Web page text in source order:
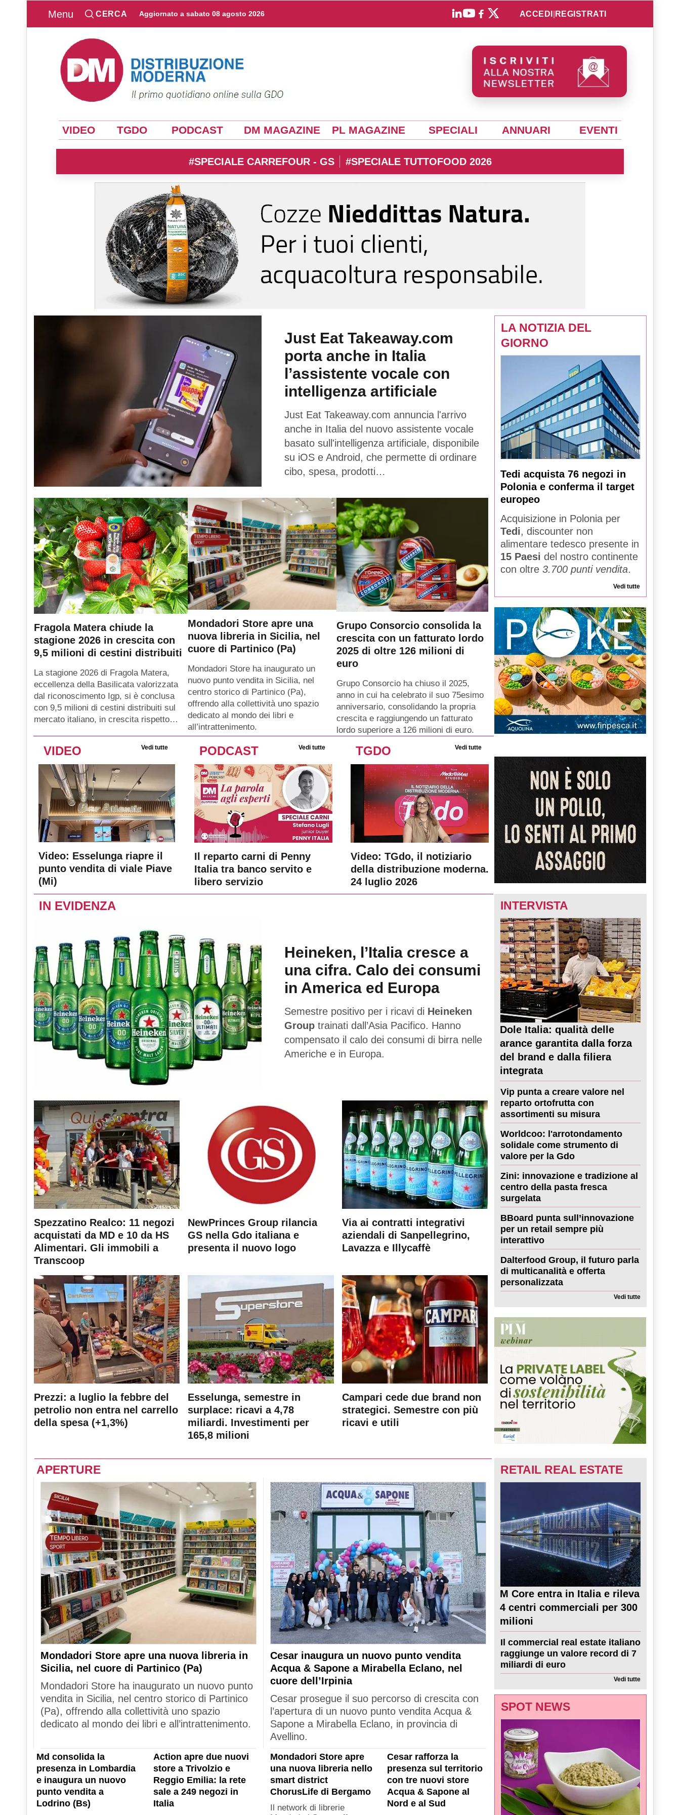
Menu CERCA Aggiornato a sabato 08 agosto 2026 ACCEDI REGISTRATI
VIDEO TGDO PODCAST DM MAGAZINE PL MAGAZINE SPECIALI ANNUARI EVENTI
#SPECIALE CARREFOUR - GS #SPECIALE TUTTOFOOD 2026
Just Eat Takeaway.com
porta anche in Italia
l’assistente vocale con
intelligenza artificiale
Just Eat Takeaway.com annuncia l'arrivo
anche in Italia del nuovo assistente vocale
basato sull'intelligenza artificiale, disponibile
su iOS e Android, che permette di ordinare
cibo, spesa, prodotti…
Fragola Matera chiude la
stagione 2026 in crescita con
9,5 milioni di cestini distribuiti
La stagione 2026 di Fragola Matera,
eccellenza della Basilicata valorizzata
dal riconoscimento Igp, si è conclusa
con 9,5 milioni di cestini distribuiti sul
mercato italiano, in crescita rispetto…
Mondadori Store apre una
nuova libreria in Sicilia, nel
cuore di Partinico (Pa)
Mondadori Store ha inaugurato un
nuovo punto vendita in Sicilia, nel
centro storico di Partinico (Pa),
offrendo alla collettività uno spazio
dedicato al mondo dei libri e
all’intrattenimento.
Grupo Consorcio consolida la
crescita con un fatturato lordo
2025 di oltre 126 milioni di
euro
Grupo Consorcio ha chiuso il 2025,
anno in cui ha celebrato il suo 75esimo
anniversario, consolidando la propria
crescita e raggiungendo un fatturato
lordo superiore a 126 milioni di euro.
LA NOTIZIA DEL
GIORNO
Tedi acquista 76 negozi in
Polonia e conferma il target
europeo
Acquisizione in Polonia per
Tedi, discounter non
alimentare tedesco presente in
15 Paesi del nostro continente
con oltre 3.700 punti vendita.
Vedi tutte
VIDEO Vedi tutte
Video: Esselunga riapre il
punto vendita di viale Piave
(Mi)
PODCAST Vedi tutte
Il reparto carni di Penny
Italia tra banco servito e
libero servizio
TGDO Vedi tutte
Video: TGdo, il notiziario
della distribuzione moderna.
24 luglio 2026
IN EVIDENZA
Heineken, l’Italia cresce a
una cifra. Calo dei consumi
in America ed Europa
Semestre positivo per i ricavi di Heineken
Group trainati dall’Asia Pacifico. Hanno
compensato il calo dei consumi di birra nelle
Americhe e in Europa.
Spezzatino Realco: 11 negozi
acquistati da MD e 10 da HS
Alimentari. Gli immobili a
Transcoop
NewPrinces Group rilancia
GS nella Gdo italiana e
presenta il nuovo logo
Via ai contratti integrativi
aziendali di Sanpellegrino,
Lavazza e Illycaffè
Prezzi: a luglio la febbre del
petrolio non entra nel carrello
della spesa (+1,3%)
Esselunga, semestre in
surplace: ricavi a 4,78
miliardi. Investimenti per
165,8 milioni
Campari cede due brand non
strategici. Semestre con più
ricavi e utili
INTERVISTA
Dole Italia: qualità delle
arance garantita dalla forza
del brand e dalla filiera
integrata
Vip punta a creare valore nel
reparto ortofrutta con
assortimenti su misura
Worldcoo: l'arrotondamento
solidale come strumento di
valore per la Gdo
Zini: innovazione e tradizione al
centro della pasta fresca
surgelata
BBoard punta sull’innovazione
per un retail sempre più
interattivo
Dalterfood Group, il futuro parla
di multicanalità e offerta
personalizzata
Vedi tutte
APERTURE
Mondadori Store apre una nuova libreria in
Sicilia, nel cuore di Partinico (Pa)
Mondadori Store ha inaugurato un nuovo punto
vendita in Sicilia, nel centro storico di Partinico
(Pa), offrendo alla collettività uno spazio
dedicato al mondo dei libri e all’intrattenimento.
Cesar inaugura un nuovo punto vendita
Acqua & Sapone a Mirabella Eclano, nel
cuore dell’Irpinia
Cesar prosegue il suo percorso di crescita con
l’apertura di un nuovo punto vendita Acqua &
Sapone a Mirabella Eclano, in provincia di
Avellino.
Md consolida la
presenza in Lombardia
e inaugura un nuovo
punto vendita a
Lodrino (Bs)
Action apre due nuovi
store a Trivolzio e
Reggio Emilia: la rete
sale a 249 negozi in
Italia
Mondadori Store apre
una nuova libreria nello
smart district
ChorusLife di Bergamo
Il network di librerie
Cesar rafforza la
presenza sul territorio
con tre nuovi store
Acqua & Sapone al
Nord e al Sud
RETAIL REAL ESTATE
M Core entra in Italia e rileva
4 centri commerciali per 300
milioni
Il commercial real estate italiano
raggiunge un valore record di 7
miliardi di euro
Vedi tutte
SPOT NEWS